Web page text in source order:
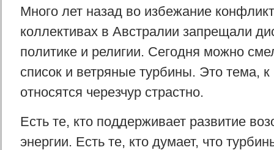
Много лет назад во избежание
коллективах в Австралии запрещали
политике и религии. Сегодня можно
список и ветряные турбины. Это тема,
относятся черезчур страстно.
Есть те, кто поддерживает развитие
энергии. Есть те, кто думает, что